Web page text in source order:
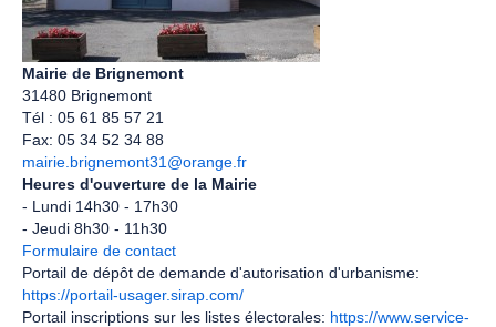
Mairie de Brignemont
31480 Brignemont
Tél : 05 61 85 57 21
Fax: 05 34 52 34 88
mairie.brignemont31 @orange.fr
Heures d'ouverture de la Mairie
- Lundi 14h30 - 17h30
- Jeudi 8h30 - 11h30
Formulaire de contact
Portail de dépôt de demande d'autorisation d'urbanisme:
https://portail-usager.sirap.com/
Portail inscriptions sur les listes électorales: https://www.service-